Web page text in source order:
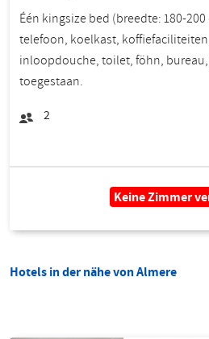
Één kingsize bed (breedte: 180-200
telefoon, koelkast,
inloopdouche, toilet, föhn, bureau,
toegestaan.
2
Keine Zimmer
Hotels in der nähe von Almere